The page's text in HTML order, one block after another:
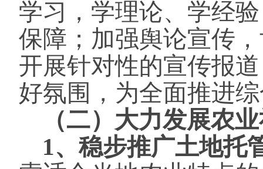
学习，学理论、学经
保障；加强舆论宣传
开展针对性的宣传报
好氛围，为全面推进
（二）大力发展农
1、稳步推广土地托